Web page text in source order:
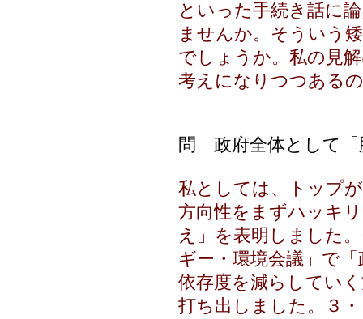
といった手続き話に
ませんか。そういう
でしょうか。私の見
考えになりつつある
問 政府全体として「
私としては、トップ
方向性をまずハッキ
え」を表明しました
ギー・環境会議」で
依存度を減らしてい
打ち出しました。３